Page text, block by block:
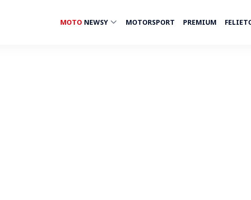
MOTO NEWSY MOTORSPORT PREMIUM